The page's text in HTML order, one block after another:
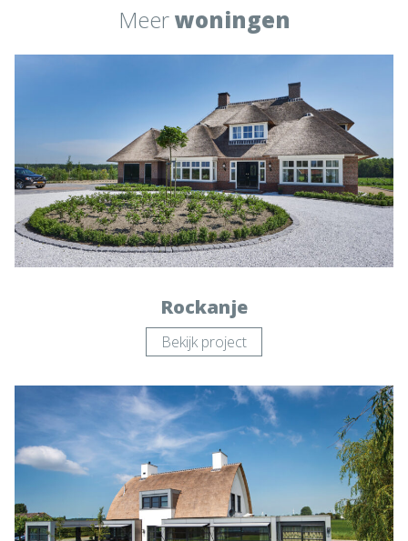
Meerwoningen
Rockanje
Bekijk project